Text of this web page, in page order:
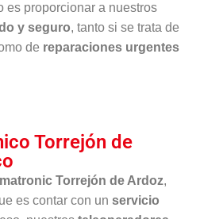
es proporcionar a nuestros
y seguro, tanto si se trata de
de reparaciones urgentes
Torrejón de
Torrejón de Ardoz,
es contar con un servicio